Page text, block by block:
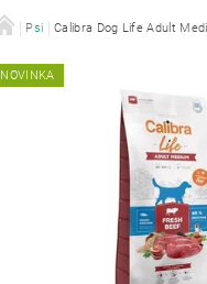
OBCHODNÍ PODMÍNKY
Psi Calibra Dog Life Adult
NOVINKA